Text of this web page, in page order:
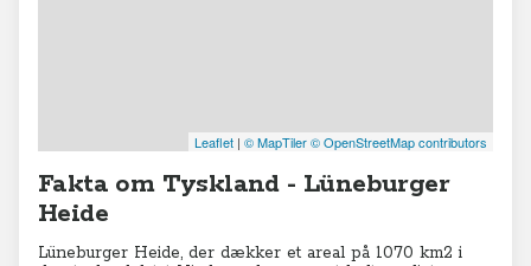
Leaflet | © MapTiler© OpenStreetMap contributors
Fakta om Tyskland - Lüneburger
Heide
Lüneburger Heide, der dækker et areal på 1070 km2 i